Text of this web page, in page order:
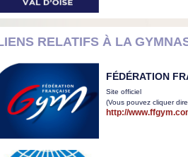
RELATIFS À LA
FÉDÉRATION
Site officiel
(Vous pouvez cliquer
http://